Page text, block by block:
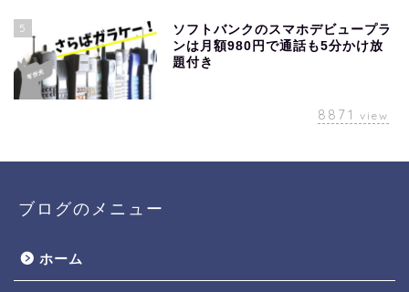
5
ソフトバンクのスマホデビュープラ
ンは月額980円で通話も5分かけ放
題付き
8871 view
ブログのメニュー
ホーム